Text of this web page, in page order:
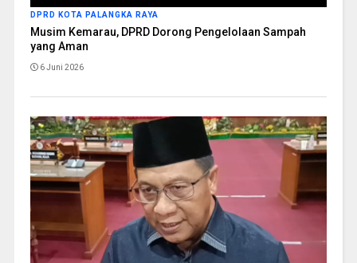
DPRD KOTA PALANGKA RAYA
Musim Kemarau, DPRD Dorong Pengelolaan Sampah
yang Aman
6 Juni 2026